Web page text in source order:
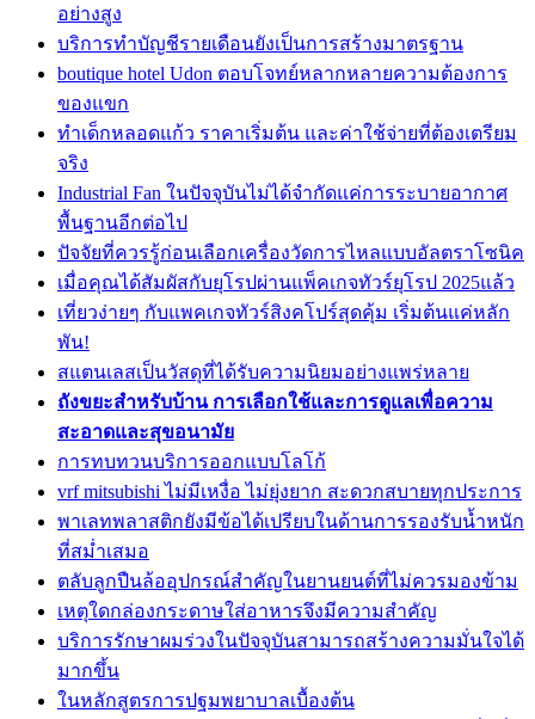
อย่างสูง
บริการทำบัญชีรายเดือนยังเป็นการสร้างมาตรฐาน
boutique hotel Udon ตอบโจทย์หลากหลายความต้องการ
ของแขก
ทำเด็กหลอดแก้ว ราคาเริ่มต้น และค่าใช้จ่ายที่ต้องเตรียม
จริง
Industrial Fan ในปัจจุบันไม่ได้จำกัดแค่การระบายอากาศ
พื้นฐานอีกต่อไป
ปัจจัยที่ควรรู้ก่อนเลือกเครื่องวัดการไหลแบบอัลตราโซนิค
เมื่อคุณได้สัมผัสกับยุโรปผ่านแพ็คเกจทัวร์ยุโรป 2025แล้ว
เที่ยวง่ายๆ กับแพคเกจทัวร์สิงคโปร์สุดคุ้ม เริ่มต้นแค่หลัก
พัน!
สแตนเลสเป็นวัสดุที่ได้รับความนิยมอย่างแพร่หลาย
ถังขยะสำหรับบ้าน การเลือกใช้และการดูแลเพื่อความ
สะอาดและสุขอนามัย
การทบทวนบริการออกแบบโลโก้
vrf mitsubishi ไม่มีเหงื่อ ไม่ยุ่งยาก สะดวกสบายทุกประการ
พาเลทพลาสติกยังมีข้อได้เปรียบในด้านการรองรับน้ำหนัก
ที่สม่ำเสมอ
ตลับลูกปืนล้ออุปกรณ์สำคัญในยานยนต์ที่ไม่ควรมองข้าม
เหตุใดกล่องกระดาษใส่อาหารจึงมีความสำคัญ
บริการรักษาผมร่วงในปัจจุบันสามารถสร้างความมั่นใจได้
มากขึ้น
ในหลักสูตรการปฐมพยาบาลเบื้องต้น